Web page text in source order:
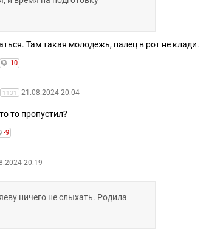
Там такая молодежь, палец в рот не клади.
-10
1131 21.08.2024 20:04
то пропустил?
-9
20:19
ничего не слыхать. Родила